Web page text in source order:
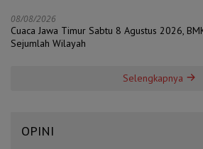
08/08/2026
Cuaca Jawa Timur Sabtu 8 Agustus 2026,
Sejumlah Wilayah
Selengkapnya
OPINI